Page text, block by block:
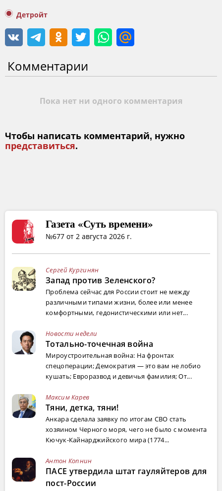
Детройт
Комментарии
Пока нет ни одного комментария
Чтобы написать комментарий, нужно
представиться.
Газета «Суть времени»
№677 от 2 августа 2026 г.
Сергей Кургинян
Запад против Зеленского?
Проблема сейчас для России стоит не между
различными типами жизни, более или менее
комфортными, гедонистическими или нет...
Новости недели
Тотально-точечная война
Мироустроительная война: На фронтах
спецоперации; Демократия — это вам не лобио
кушать; Евроразвод и девичья фамилия; От...
Максим Карев
Тяни, детка, тяни!
Анкара сделала заявку по итогам СВО стать
хозяином Черного моря, чего не было с момента
Кючук-Кайнарджийского мира (1774...
Антон Копнин
ПАСЕ утвердила штат гауляйтеров для
пост-России